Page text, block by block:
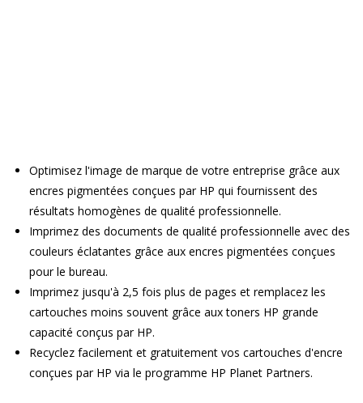
Optimisez l'image de marque de votre entreprise grâce aux
encres pigmentées conçues par HP qui fournissent des
résultats homogènes de qualité professionnelle.
Imprimez des documents de qualité professionnelle avec des
couleurs éclatantes grâce aux encres pigmentées conçues
pour le bureau.
Imprimez jusqu'à 2,5 fois plus de pages et remplacez les
cartouches moins souvent grâce aux toners HP grande
capacité conçus par HP.
Recyclez facilement et gratuitement vos cartouches d'encre
conçues par HP via le programme HP Planet Partners.